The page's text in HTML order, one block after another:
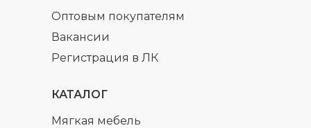
Регистрация в ЛК
Оптовым покупателям
Вакансии
КАТАЛОГ
Мягкая мебель